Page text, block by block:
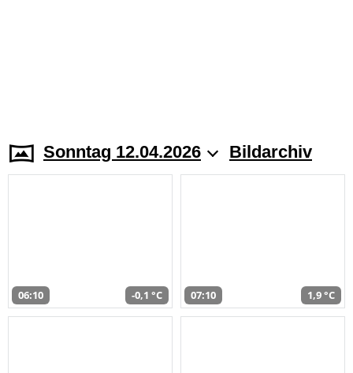
Sonntag 12.04.2026 Bildarchiv
06:10 -0,1 °C 07:10 1,9 °C